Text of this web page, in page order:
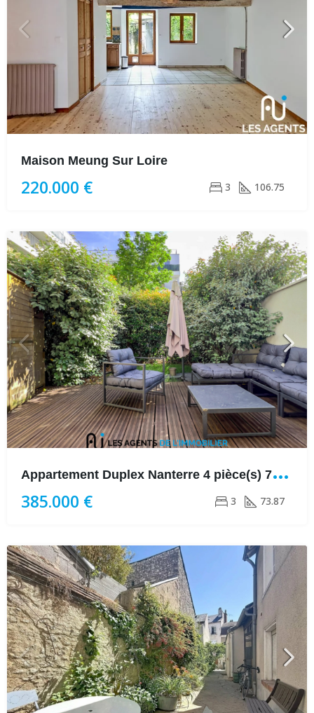
Maison Meung Sur Loire
220.000 € 3 106.75
A
ppartement Duplex Nanterre 4 pièce(s) 73.87 m2
385.000 € 3 73.87